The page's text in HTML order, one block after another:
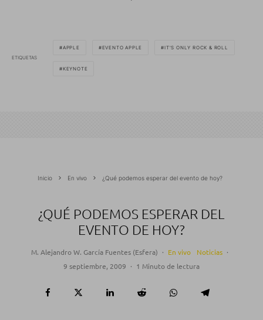
ETIQUETAS
APPLE EVENTO APPLE IT'S ONLY ROCK & ROLL
KEYNOTE
Inicio En vivo ¿Qué podemos esperar del evento de hoy?
¿QUÉ PODEMOS ESPERAR DEL
EVENTO DE HOY?
M. Alejandro W. García Fuentes (Esfera) · En vivo Noticias ·
9 septiembre, 2009 · 1 Minuto de lectura